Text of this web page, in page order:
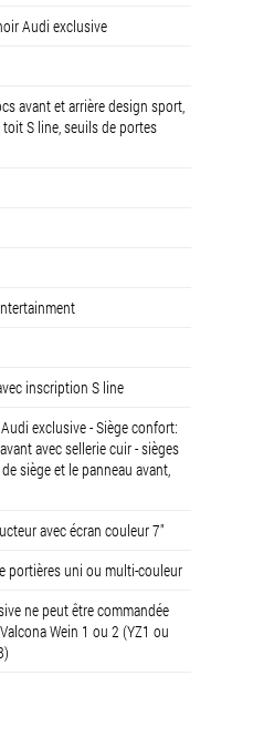
Audi exclusive
avant et arrière design sport,
S line, seuils de portes
inscription S line
exclusive - Siège confort:
avec sellerie cuir - sièges
siège et le panneau avant,
avec écran couleur 7"
portières uni ou multi-couleur
ne peut être commandée
Wein 1 ou 2 (YZ1 ou